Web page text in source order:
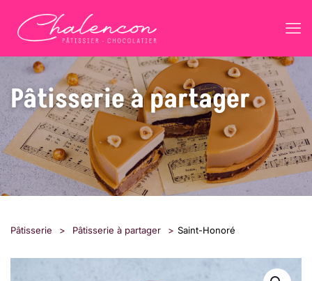
Pâtisserie à partager
Pâtisserie > Pâtisserie à partager > Saint-Honoré